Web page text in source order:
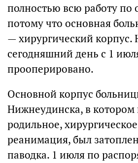
полностью всю работу по
потому что основная
— хирургический корпус.
сегодняшний день с 1
прооперировано.
Основной корпус
Нижнеудинска, в котором
родильное,
реанимация, был
паводка. 1 июля по